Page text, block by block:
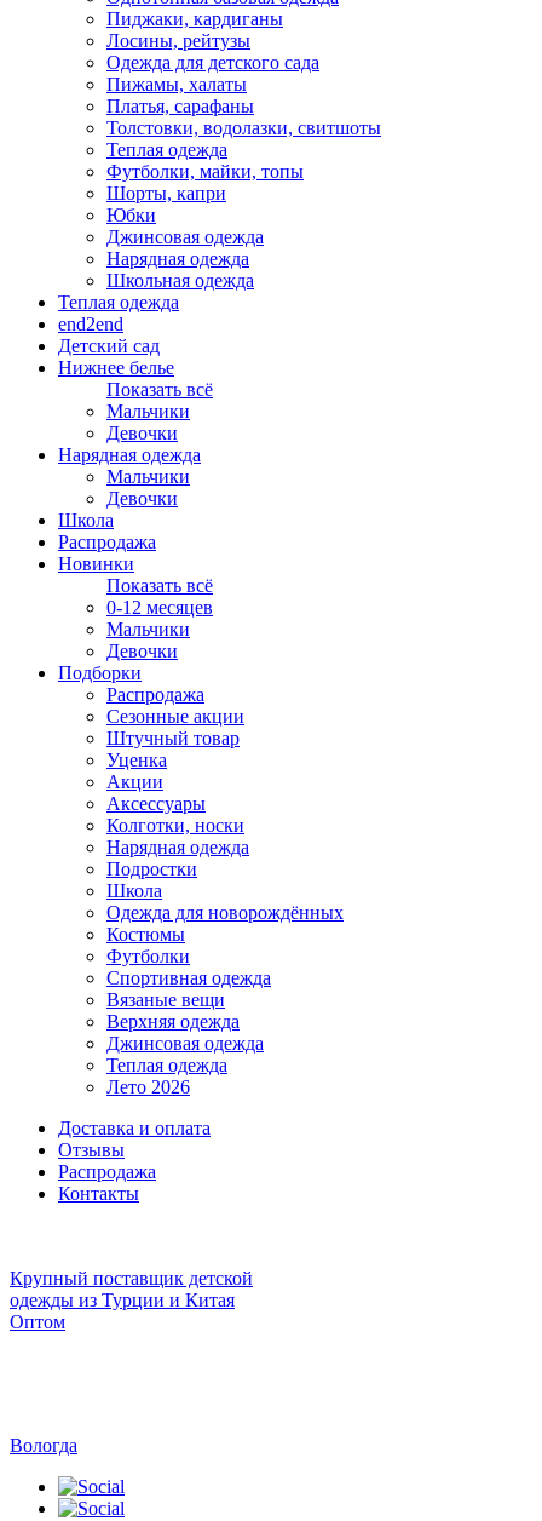
Пиджаки, кардиганы
Лосины, рейтузы
Одежда для детского сада
Пижамы, халаты
Платья, сарафаны
Толстовки, водолазки, свитшоты
Теплая одежда
Футболки, майки, топы
Шорты, капри
Юбки
Джинсовая одежда
Нарядная одежда
Школьная одежда
Теплая одежда
end2end
Детский сад
Нижнее белье
Показать всё
Мальчики
Девочки
Нарядная одежда
Мальчики
Девочки
Школа
Распродажа
Новинки
Показать всё
0-12 месяцев
Мальчики
Девочки
Подборки
Распродажа
Сезонные акции
Штучный товар
Уценка
Акции
Аксессуары
Колготки, носки
Нарядная одежда
Подростки
Школа
Одежда для новорождённых
Костюмы
Футболки
Спортивная одежда
Вязаные вещи
Верхняя одежда
Джинсовая одежда
Теплая одежда
Лето 2026
Доставка и оплата
Отзывы
Распродажа
Контакты
Крупный поставщик детской
одежды из Турции и Китая
Оптом
Вологда